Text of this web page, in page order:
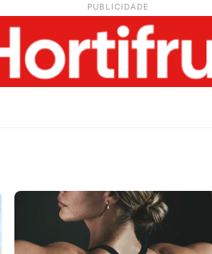
PUBLICIDADE